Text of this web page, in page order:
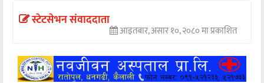
खेलकुद
अन्य
स्टेटसेभन संवाददाता
आइतबार, असार १०, २०८० मा प्रकाशित